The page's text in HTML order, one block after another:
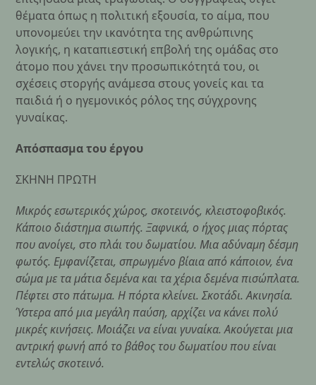
θέματα όπως η πολιτική εξουσία, το αίμα, που
υπονομεύει την ικανότητα της ανθρώπινης
λογικής, η καταπιεστική επβολή της ομάδας στο
άτομο που χάνει την προσωπικότητά του, οι
σχέσεις στοργής ανάμεσα στους γονείς και τα
παιδιά ή ο ηγεμονικός ρόλος της σύγχρονης
γυναίκας.
Απόσπασμα του έργου
ΣΚΗΝΗ ΠΡΩΤΗ
Μικρός εσωτερικός χώρος, σκοτεινός, κλειστοφοβικός.
Κάποιο διάστημα σιωπής. Ξαφνικά, ο ήχος μιας πόρτας
που ανοίγει, στο πλάι του δωματίου. Μια αδύναμη δέσμη
φωτός. Εμφανίζεται, σπρωγμένο βίαια από κάποιον, ένα
σώμα με τα μάτια δεμένα και τα χέρια δεμένα πισώπλατα.
Πέφτει στο πάτωμα. Η πόρτα κλείνει. Σκοτάδι. Ακινησία.
Ύστερα από μια μεγάλη παύση, αρχίζει να κάνει πολύ
μικρές κινήσεις. Μοιάζει να είναι γυναίκα. Ακούγεται μια
αντρική φωνή από το βάθος του δωματίου που είναι
εντελώς σκοτεινό.